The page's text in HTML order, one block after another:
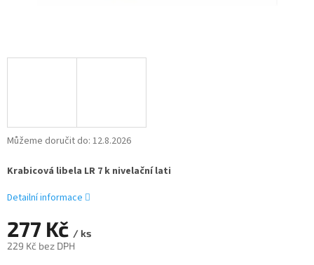
277 Kč / ks
229 Kč bez DPH
Můžeme doručit do: 12.8.2026
Krabicová libela LR 7 k nivelační lati
Detailní informace